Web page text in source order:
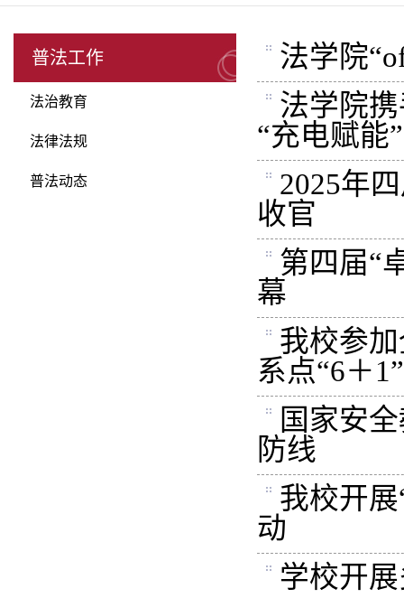
普法工作
法治教育
法律法规
普法动态
法学院
法学院
“充电赋能”
2025年
收官
第四届“
幕
我校参
系点“6＋
国家安
防线
我校开
动
学校开